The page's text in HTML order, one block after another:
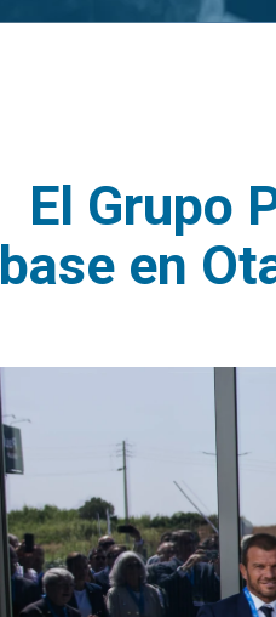
El Grupo
base en